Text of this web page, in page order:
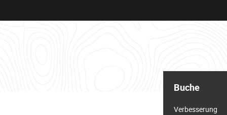
Buche
Verbesserung